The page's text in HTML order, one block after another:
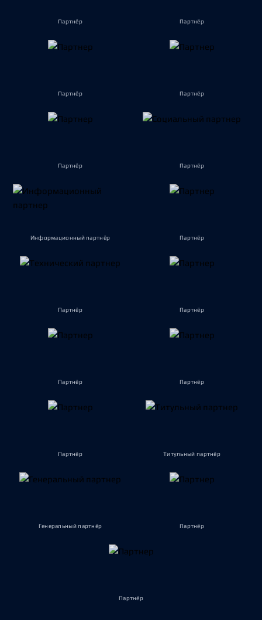
Партнёр Партнёр
Партнёр Партнёр
Партнёр Партнёр
Информационный партнёр Партнёр
Партнёр Партнёр
Партнёр Партнёр
Партнёр Титульный партнёр
Генеральный партнёр Партнёр
Партнёр